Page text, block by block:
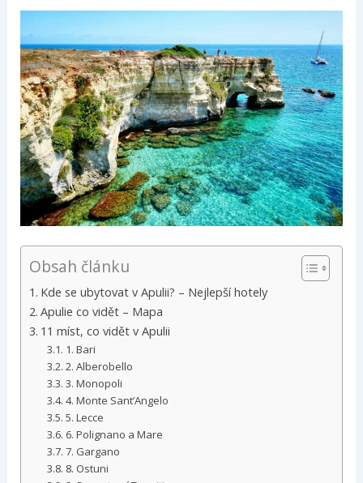
Obsah článku
Kde se ubytovat v Apulii? – Nejlepší hotely
Apulie co vidět – Mapa
11 míst, co vidět v Apulii
1. Bari
2. Alberobello
3. Monopoli
4. Monte Sant’Angelo
5. Lecce
6. Polignano a Mare
7. Gargano
8. Ostuni